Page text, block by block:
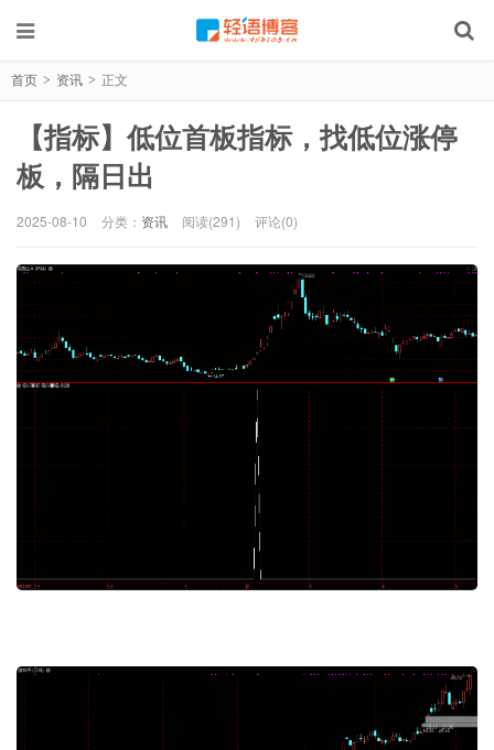
首页 > 资讯 > 正文
【指标】低位首板指标，找低位涨停
板，隔日出
2025-08-10 分类： 资讯 阅读(291) 评论(0)